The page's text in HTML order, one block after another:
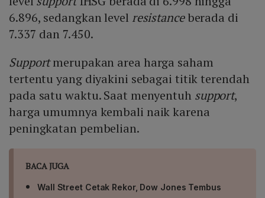
6.896, sedangkan level resistanceberada di
7.337 dan 7.450.
Supportmerupakan area harga saham
tertentu yang diyakini sebagai titik terendah
pada satu waktu. Saat menyentuh support,
harga umumnya kembali naik karena
peningkatan pembelian.
BACA JUGA
Wall Street Cetak Rekor, Dow Jones Tembus